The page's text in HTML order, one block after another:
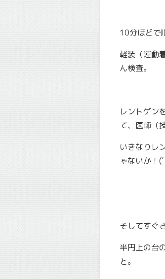
10分ほどで
軽装（運動
ん検査。
レントゲン
て、医師（
いきなりレ
ゃないか！
そしてすぐ
半円上の台
と。